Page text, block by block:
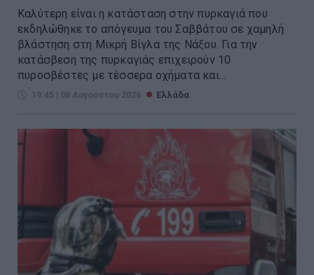
Καλύτερη είναι η κατάσταση στην πυρκαγιά που
εκδηλώθηκε το απόγευμα του Σαββάτου σε χαμηλή
βλάστηση στη Μικρή Βίγλα της Νάξου. Για την
κατάσβεση της πυρκαγιάς επιχειρούν 10
πυροσβέστες με τέσσερα οχήματα και...
19:45 | 08 Αυγούστου 2026 Ελλάδα